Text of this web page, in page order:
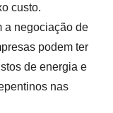
custo.
a negociação de
podem ter
de energia e
nas